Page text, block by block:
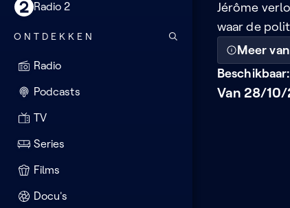
Radio 2
ONTDEKKEN
Radio
Podcasts
TV
Series
Films
Docu's
bekijken
Jérôme
waar de
Meer
Beschikbaar:
Van 28/